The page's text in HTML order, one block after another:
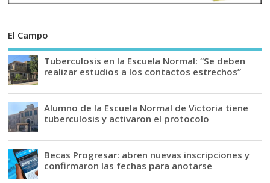
El Campo
Tuberculosis en la Escuela Normal: “Se deben
realizar estudios a los contactos estrechos”
Alumno de la Escuela Normal de Victoria tiene
tuberculosis y activaron el protocolo
Becas Progresar: abren nuevas inscripciones y
confirmaron las fechas para anotarse